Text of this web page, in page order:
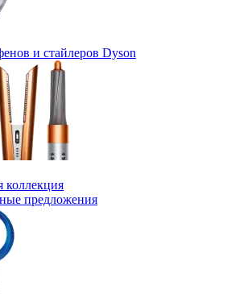
и стайлеров Dyson
коллекция
предложения